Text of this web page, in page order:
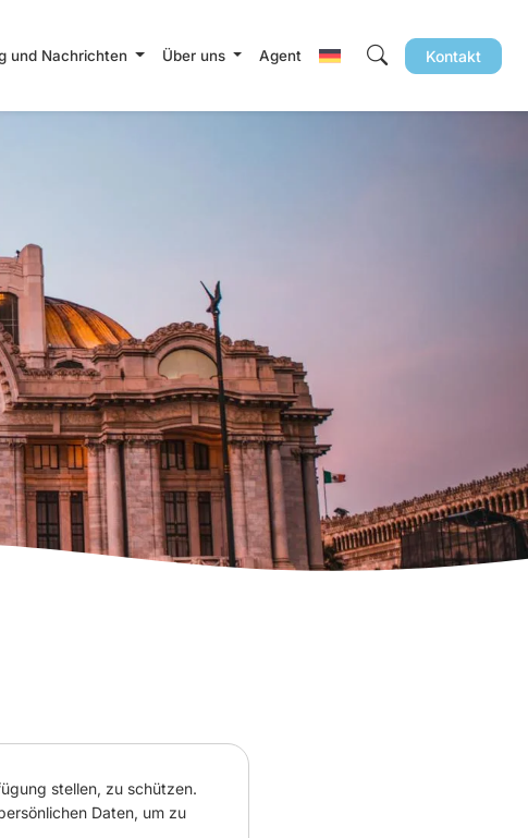
und Nachrichten Über uns Agent Kontakt
stellen, zu schützen.
Daten, um zu